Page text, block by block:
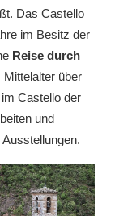
Das Castello
im Besitz der
Reise durch
Mittelalter über
Castello der
und